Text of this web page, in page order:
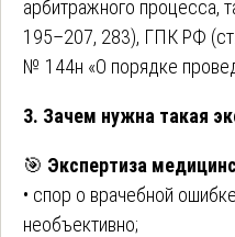
арбитражного процесса,
195–207, 283), ГПК РФ
№ 144н «О порядке
3. Зачем нужна такая
🎯 Экспертиза
• спор о врачебной
необъективно;